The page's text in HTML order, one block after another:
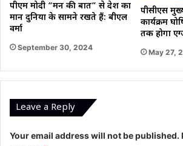
पीएम मोदी “मन की बात” से देश का
मान दुनिया के सामने रखते हैं: बीएल
वर्मा
September 30, 2024
पीसीएस
कार्यक्रम
तक होगा
May 27,
Leave a Reply
Your email address will not be published.